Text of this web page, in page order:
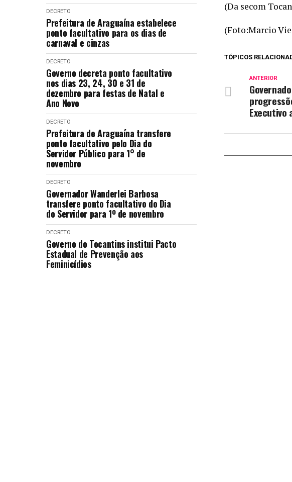
DECRETO
Prefeitura de Araguaína estabelece
ponto facultativo para os dias de
carnaval e cinzas
DECRETO
Governo decreta ponto facultativo
nos dias 23, 24, 30 e 31 de
dezembro para festas de Natal e
Ano Novo
DECRETO
Prefeitura de Araguaína transfere
ponto facultativo pelo Dia do
Servidor Público para 1° de
novembro
DECRETO
Governador Wanderlei Barbosa
transfere ponto facultativo do Dia
do Servidor para 1º de novembro
DECRETO
Governo do Tocantins institui Pacto
Estadual de Prevenção aos
Feminicídios
(Da secom
(Foto:Marcio
TÓPICOS
ANTERIOR
Executivo